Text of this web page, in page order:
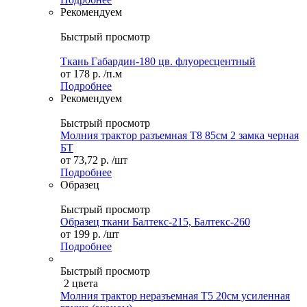
Рекомендуем
Быстрый просмотр
Ткань Габардин-180 цв. флуоресцентный
от 178 р. /п.м
Подробнее
Рекомендуем
Быстрый просмотр
Молния трактор разъемная Т8 85см 2 замка черная
БТ
от 73,72 р. /шт
Подробнее
Образец
Быстрый просмотр
Образец ткани Балтекс-215, Балтекс-260
от 199 р. /шт
Подробнее
Быстрый просмотр
2 цвета
Молния трактор неразъемная Т5 20см усиленная